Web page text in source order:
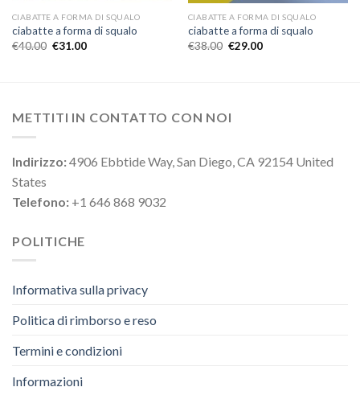
CIABATTE A FORMA DI SQUALO
ciabatte a forma di squalo
€40.00 €31.00
CIABATTE A FORMA DI SQUALO
ciabatte a forma di squalo
€38.00 €29.00
METTITI IN CONTATTO CON NOI
Indirizzo:4906 Ebbtide Way, San Diego, CA 92154 United
States
Telefono: +1 646 868 9032
POLITICHE
Informativa sulla privacy
Politica di rimborso e reso
Termini e condizioni
Informazioni